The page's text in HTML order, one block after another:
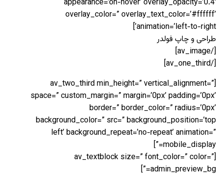
appearance=’on-hover’ overlay_opacity=’0.4′
overlay_color=” overlay_text_color=’#ffffff’
animation=’left-to-right’]
طراحی و چاپ فولدر
[/av_image]
[/av_one_third]
[av_two_third min_height=” vertical_alignment=”
space=” custom_margin=” margin=’0px’ padding=’0px’
border=” border_color=” radius=’0px’
background_color=” src=” background_position=’top
left’ background_repeat=’no-repeat’ animation=”
mobile_display=”]
[av_textblock size=” font_color=” color=”
admin_preview_bg=”]